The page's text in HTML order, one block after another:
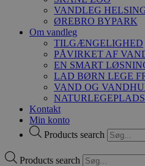
VANDLEG
ØREBRO BYPARK
Om vandleg
TILGÆNGELIGHED
PÅVIRKET AF
EN SMART
LAD BØRN LEGE
VAND OG
Kontakt
Min konto
Products search
Products search